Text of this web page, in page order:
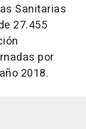
Sanitarias
27.455
por
2018.